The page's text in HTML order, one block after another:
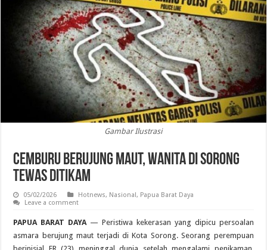
Gambar Ilustrasi
Cemburu Berujung Maut, Wanita di Sorong
Tewas Ditikam
05/02/2026 Hotnews, Nasional, Papua Barat Daya
Leave a comment
PAPUA BARAT DAYA — Peristiwa kekerasan yang dipicu persoalan
asmara berujung maut terjadi di Kota Sorong. Seorang perempuan